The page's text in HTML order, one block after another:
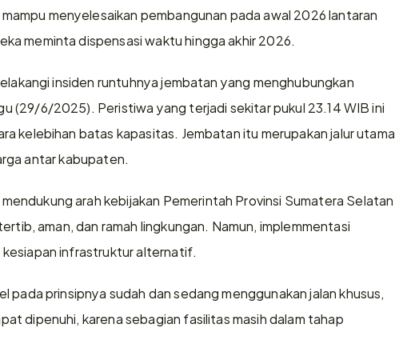
menyelesaikan pembangunan pada awal 2026 lantaran
meminta dispensasi waktu hingga akhir 2026.
insiden runtuhnya jembatan yang menghubungkan
(29/6/2025). Peristiwa yang terjadi sekitar pukul 23.14 WIB ini
kelebihan batas kapasitas. Jembatan itu merupakan jalur utama
antar kabupaten.
arah kebijakan Pemerintah Provinsi Sumatera Selatan
aman, dan ramah lingkungan. Namun, implemmentasi
infrastruktur alternatif.
pada prinsipnya sudah dan sedang menggunakan jalan khusus,
dipenuhi, karena sebagian fasilitas masih dalam tahap